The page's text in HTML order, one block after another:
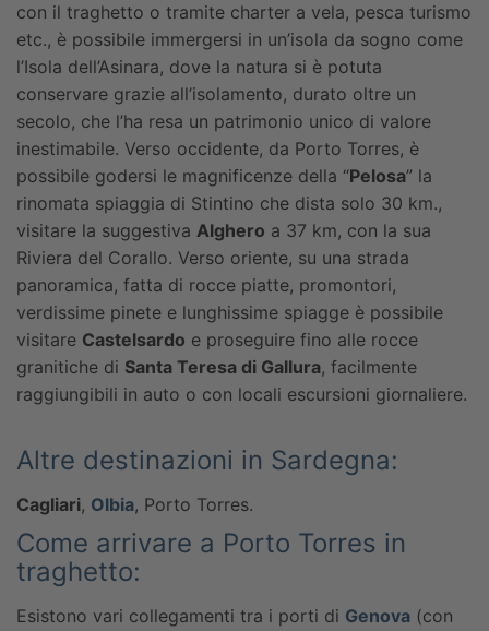
con il traghetto o tramite charter a vela, pesca turismo
etc., è possibile immergersi in un’isola da sogno come
l’Isola dell’Asinara, dove la natura si è potuta
conservare grazie all’isolamento, durato oltre un
secolo, che l’ha resa un patrimonio unico di valore
inestimabile. Verso occidente, da Porto Torres, è
possibile godersi le magnificenze della “Pelosa” la
rinomata spiaggia di Stintino che dista solo 30 km.,
visitare la suggestiva Alghero a 37 km, con la sua
Riviera del Corallo. Verso oriente, su una strada
panoramica, fatta di rocce piatte, promontori,
verdissime pinete e lunghissime spiagge è possibile
visitare Castelsardo e proseguire fino alle rocce
granitiche di Santa Teresa di Gallura, facilmente
raggiungibili in auto o con locali escursioni giornaliere.
Altre destinazioni in Sardegna:
Cagliari, Olbia, Porto Torres.
Come arrivare a Porto Torres in
traghetto:
Esistono vari collegamenti tra i porti di Genova (con